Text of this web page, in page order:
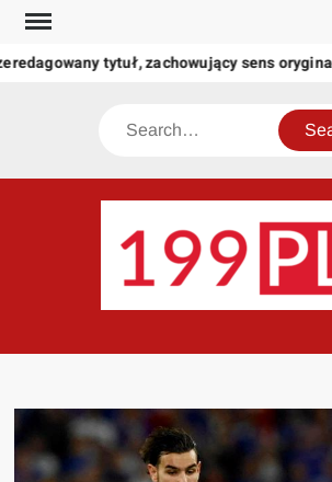
Skip
content
tytuł, zachowujący sens
Search